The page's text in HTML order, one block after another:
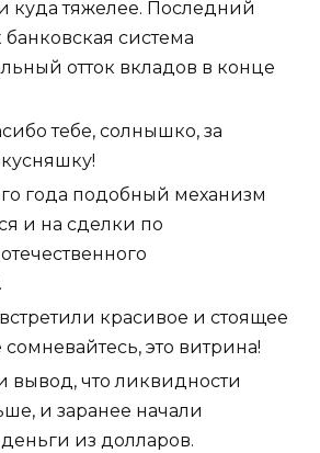
куда тяжелее. Последний
система
отток вкладов в конце
тебе, солнышко, за
года подобный механизм
и на сделки по
красивое и стоящее
сомневайтесь, это витрина!
вывод, что ликвидности
и заранее начали
из долларов.